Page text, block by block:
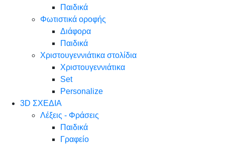
Παιδικά
Φωτιστικά οροφής
Διάφορα
Παιδικά
Χριστουγεννιάτικα στολίδια
Χριστουγεννιάτικα
Set
Personalize
3D ΣΧΕΔΙΑ
Λέξεις - Φράσεις
Παιδικά
Γραφείο